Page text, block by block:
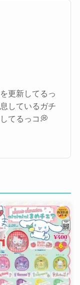
更新してるっ
しているガチ
てるっコ💭